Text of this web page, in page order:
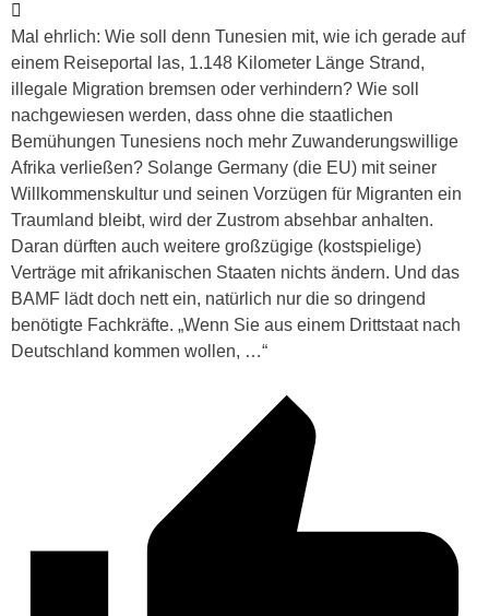
Mal ehrlich: Wie soll denn Tunesien mit, wie ich gerade auf
einem Reiseportal las, 1.148 Kilometer Länge Strand,
illegale Migration bremsen oder verhindern? Wie soll
nachgewiesen werden, dass ohne die staatlichen
Bemühungen Tunesiens noch mehr Zuwanderungswillige
Afrika verließen? Solange Germany (die EU) mit seiner
Willkommenskultur und seinen Vorzügen für Migranten ein
Traumland bleibt, wird der Zustrom absehbar anhalten.
Daran dürften auch weitere großzügige (kostspielige)
Verträge mit afrikanischen Staaten nichts ändern. Und das
BAMF lädt doch nett ein, natürlich nur die so dringend
benötigte Fachkräfte. „Wenn Sie aus einem Drittstaat nach
Deutschland kommen wollen, …“